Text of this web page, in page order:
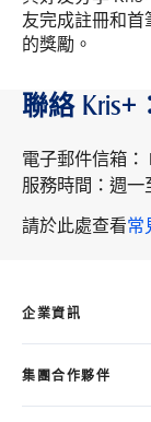
友完成註冊和
的獎勵。
聯絡 Kris+
電子郵件信箱：
服務時間：週一
請於此處查看常